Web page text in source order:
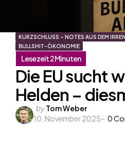
KURZSCHLUSS – NOTES AUS DEM
BULLSHIT-ÖKONOMIE
Die EU sucht
Helden –
Posted
by
byTom Weber
10. November 2025
0